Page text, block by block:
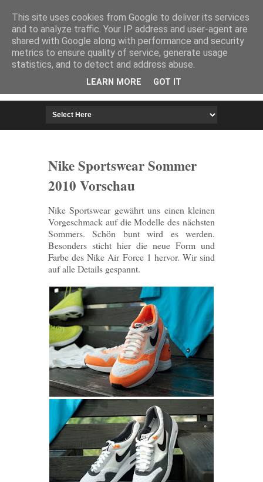
HOME IMPRESSUM
Nike Sportswear Sommer
2010 Vorschau
Nike Sportswear gewährt uns einen kleinen
Vorgeschmack auf die Modelle des nächsten
Sommers. Schön bunt wird es werden.
Besonders sticht hier die neue Form und
Farbe des Nike Air Force 1 hervor. Wir sind
auf alle Details gespannt.
This site uses cookies from Google to deliver its services
and to analyze traffic. Your IP address and user-agent are
shared with Google along with performance and security
metrics to ensure quality of service, generate usage
statistics, and to detect and address abuse.
LEARN MORE GOT IT